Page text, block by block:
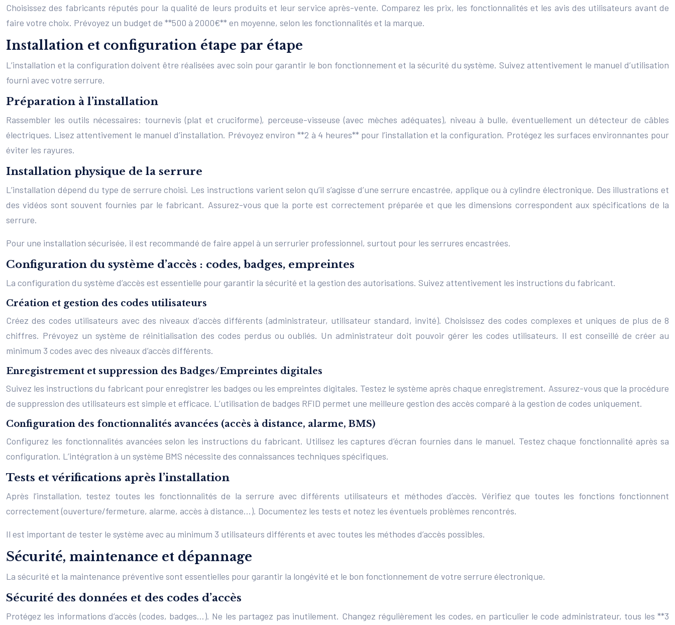
Choisissez des fabricants réputés pour la qualité de leurs produits et leur service après-vente. Comparez les prix, les fonctionnalités et les avis des utilisateurs avant de
faire votre choix. Prévoyez un budget de **500 à 2000€** en moyenne, selon les fonctionnalités et la marque.
Installation et configuration étape par étape
L’installation et la configuration doivent être réalisées avec soin pour garantir le bon fonctionnement et la sécurité du système. Suivez attentivement le manuel d’utilisation
fourni avec votre serrure.
Préparation à l’installation
Rassembler les outils nécessaires: tournevis (plat et cruciforme), perceuse-visseuse (avec mèches adéquates), niveau à bulle, éventuellement un détecteur de câbles
électriques. Lisez attentivement le manuel d’installation. Prévoyez environ **2 à 4 heures** pour l’installation et la configuration. Protégez les surfaces environnantes pour
éviter les rayures.
Installation physique de la serrure
L’installation dépend du type de serrure choisi. Les instructions varient selon qu’il s’agisse d’une serrure encastrée, applique ou à cylindre électronique. Des illustrations et
des vidéos sont souvent fournies par le fabricant. Assurez-vous que la porte est correctement préparée et que les dimensions correspondent aux spécifications de la
serrure.
Pour une installation sécurisée, il est recommandé de faire appel à un serrurier professionnel, surtout pour les serrures encastrées.
Configuration du système d’accès : codes, badges, empreintes
La configuration du système d’accès est essentielle pour garantir la sécurité et la gestion des autorisations. Suivez attentivement les instructions du fabricant.
Création et gestion des codes utilisateurs
Créez des codes utilisateurs avec des niveaux d’accès différents (administrateur, utilisateur standard, invité). Choisissez des codes complexes et uniques de plus de 8
chiffres. Prévoyez un système de réinitialisation des codes perdus ou oubliés. Un administrateur doit pouvoir gérer les codes utilisateurs. Il est conseillé de créer au
minimum 3 codes avec des niveaux d’accès différents.
Enregistrement et suppression des Badges/Empreintes digitales
Suivez les instructions du fabricant pour enregistrer les badges ou les empreintes digitales. Testez le système après chaque enregistrement. Assurez-vous que la procédure
de suppression des utilisateurs est simple et efficace. L’utilisation de badges RFID permet une meilleure gestion des accès comparé à la gestion de codes uniquement.
Configuration des fonctionnalités avancées (accès à distance, alarme, BMS)
Configurez les fonctionnalités avancées selon les instructions du fabricant. Utilisez les captures d’écran fournies dans le manuel. Testez chaque fonctionnalité après sa
configuration. L’intégration à un système BMS nécessite des connaissances techniques spécifiques.
Tests et vérifications après l’installation
Après l’installation, testez toutes les fonctionnalités de la serrure avec différents utilisateurs et méthodes d’accès. Vérifiez que toutes les fonctions fonctionnent
correctement (ouverture/fermeture, alarme, accès à distance…). Documentez les tests et notez les éventuels problèmes rencontrés.
Il est important de tester le système avec au minimum 3 utilisateurs différents et avec toutes les méthodes d’accès possibles.
Sécurité, maintenance et dépannage
La sécurité et la maintenance préventive sont essentielles pour garantir la longévité et le bon fonctionnement de votre serrure électronique.
Sécurité des données et des codes d’accès
Protégez les informations d’accès (codes, badges…). Ne les partagez pas inutilement. Changez régulièrement les codes, en particulier le code administrateur, tous les **3